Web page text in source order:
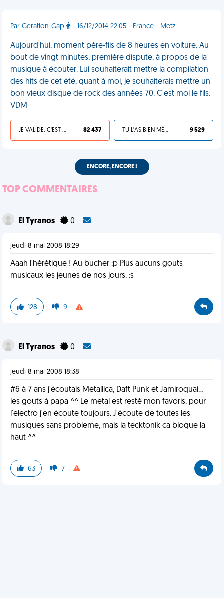
Par Geration-Gap - 16/12/2014 22:05 - France - Metz
Aujourd'hui, moment père-fils de 8 heures en voiture. Au
bout de vingt minutes, première dispute, à propos de la
musique à écouter. Lui souhaiterait mettre la compilation
des hits de cet été, quant à moi, je souhaiterais mettre un
bon vieux disque de rock des années 70. C'est moi le fils.
VDM
JE VALIDE, C'EST UNE VDM 82 437 TU L'AS BIEN MÉRITÉ 9 529
ENCORE, ENCORE !
TOP COMMENTAIRES
El Tyranos 0
jeudi 8 mai 2008 18:29
Aaah l'hérétique ! Au bucher :p Plus aucuns gouts
musicaux les jeunes de nos jours. :s
128 9
El Tyranos 0
jeudi 8 mai 2008 18:38
#6 à 7 ans j'écoutais Metallica, Daft Punk et Jamiroquai...
les gouts à papa ^^ Le metal est resté mon favoris, pour
l'electro j'en écoute toujours. J'écoute de toutes les
musiques sans probleme, mais la tecktonik ca bloque la
haut ^^
63 7